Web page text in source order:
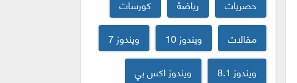
حصريات
رياضة
كورسات
مقالات
ويندوز 10
ويندوز 7
ويندوز 8.1
ويندوز اكس بي